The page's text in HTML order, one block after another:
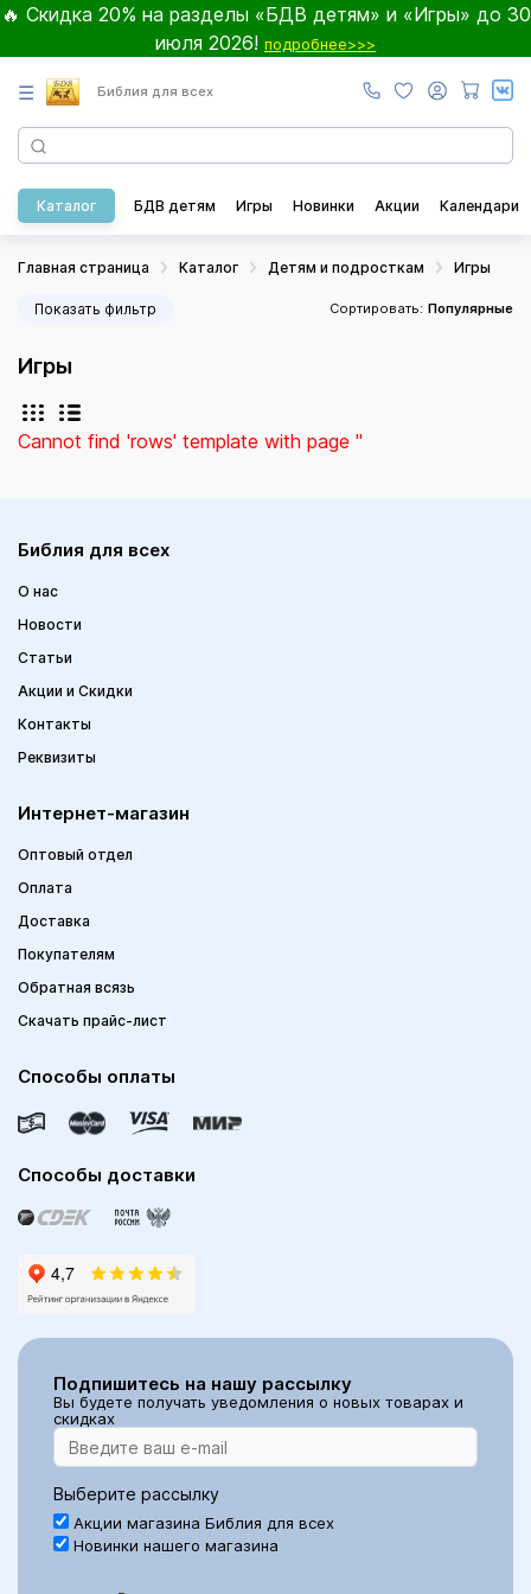
🔥 Скидка 20% на разделы «БДВ детям» и «Игры» до 30
июля 2026! подробнее>>>
☰ Библия для всех
Каталог БДВ детям Игры Новинки Акции Календари
Главная страница Каталог Детям и подросткам Игры
Показать фильтр Сортировать: Популярные
Игры
Cannot find 'rows' template with page ''
Библия для всех
О нас
Новости
Статьи
Акции и Скидки
Контакты
Реквизиты
Интернет-магазин
Оптовый отдел
Оплата
Доставка
Покупателям
Обратная всязь
Скачать прайс-лист
Способы оплаты
Способы доставки
Подпишитесь на нашу рассылку
Вы будете получать уведомления о новых товарах и
скидках
Выберите рассылку
Акции магазина Библия для всех
Новинки нашего магазина